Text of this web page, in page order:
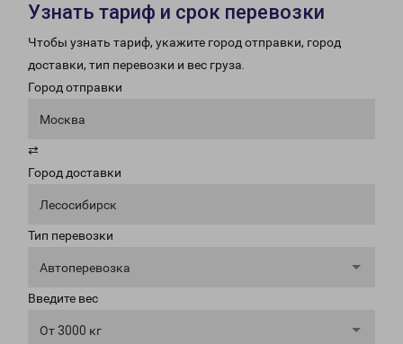
Узнать тариф и срок перевозки
Чтобы узнать тариф, укажите город отправки, город
доставки, тип перевозки и вес груза.
Город отправки
Москва
⇄
Город доставки
Лесосибирск
Тип перевозки
Автоперевозка
Введите вес
От 3000 кг